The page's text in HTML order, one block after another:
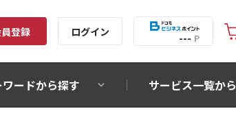
登録 ログイン --- P
ードから探す サービス一覧か